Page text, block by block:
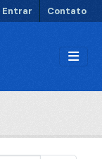
Entrar Contato